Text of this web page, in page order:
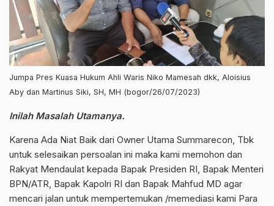
Jumpa Pres Kuasa Hukum Ahli Waris Niko Mamesah dkk, Aloisius
Aby dan Martinus Siki, SH, MH (bogor/26/07/2023)
Inilah Masalah Utamanya.
Karena Ada Niat Baik dari Owner Utama Summarecon, Tbk
untuk selesaikan persoalan ini maka kami memohon dan
Rakyat Mendaulat kepada Bapak Presiden RI, Bapak Menteri
BPN/ATR, Bapak Kapolri RI dan Bapak Mahfud MD agar
mencari jalan untuk mempertemukan /memediasi kami Para